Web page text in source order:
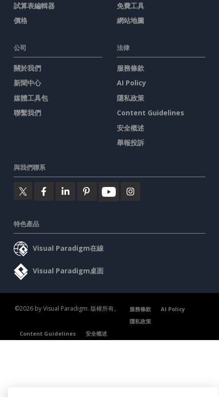
試算表編輯器
價格
免費工具
網站地圖
公司
關於我們
新聞中心
媒體工具包
聯繫我們
法律
服務條款
AI Policy
隱私政策
Content Guidelines
安全概述
舉報投訴
與我們聯系
特色產品
Visual Paradigm在線
Visual Paradigm桌面
©2026 by Visual Paradigm. 版權所有。 服務條款
AI Policy
隱私政策
Content Guidelines
安全概述